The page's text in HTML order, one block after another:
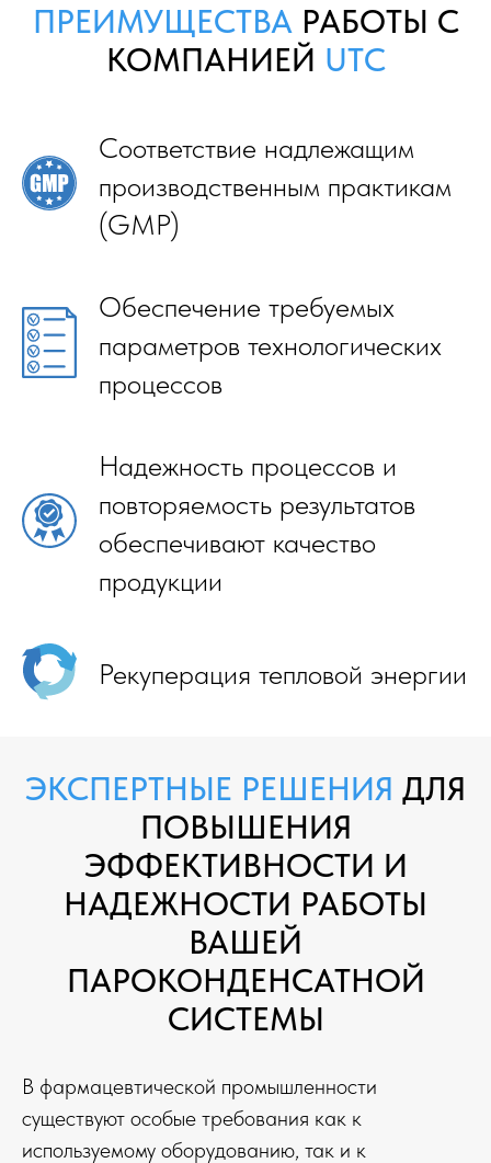
ПРЕИМУЩЕСТВА РАБОТЫ С
КОМПАНИЕЙ UTC
Соответствие надлежащим
производственным практикам
(GMP)
Обеспечение требуемых
параметров технологических
процессов
Надежность процессов и
повторяемость результатов
обеспечивают качество
продукции
Рекуперация тепловой энергии
ЭКСПЕРТНЫЕ РЕШЕНИЯ ДЛЯ
ПОВЫШЕНИЯ
ЭФФЕКТИВНОСТИ И
НАДЕЖНОСТИ РАБОТЫ
ВАШЕЙ
ПАРОКОНДЕНСАТНОЙ
СИСТЕМЫ
В фармацевтической промышленности
существуют особые требования как к
используемому оборудованию, так и к